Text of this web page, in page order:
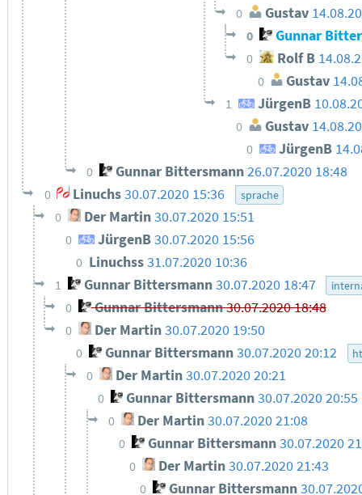
0 Gustav
0 Gunnar
0 Rolf B
0 Gustav
1 JürgenB
0 Gustav
0 JürgenB
0 Gunnar Bittersmann26.07.2020 18:48
0 Linuchs30.07.2020 15:36 sprache
0 Der Martin 30.07.2020 15:51
0 JürgenB30.07.2020 15:56
0 Linuchss31.07.2020 10:36
1 Gunnar Bittersmann 30.07.2020 18:47
0 Gunnar Bittersmann30.07.2020 18:48
0 Der Martin30.07.2020 19:50
0 Gunnar Bittersmann30.07.2020 20:12
0 Der Martin30.07.2020 20:21
0 Gunnar Bittersmann30.07.2020 20:55
0 Der Martin 30.07.2020 21:08
0 Gunnar Bittersmann30.07.2020
0 Der Martin30.07.2020 21:43
0 Gunnar Bittersmann